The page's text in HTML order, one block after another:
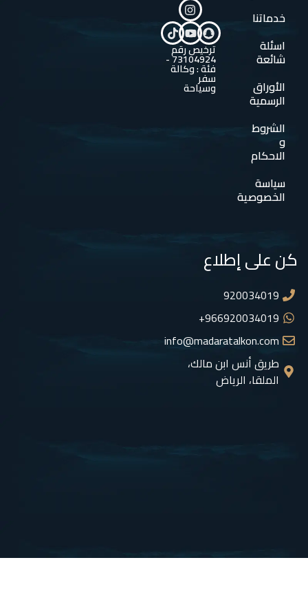
خدماتنا
اسئلة
شائعة
الأوراق
الرسمية
الشروط
و
الاحكام
سياسة
الخصوصية
ترخيص رقم
73104924 -
فئة : وكالة
سفر
وسياحة
كن على إطلاع
920034019
966920034019+
info@madaratalkon.com
طريق أنس ابن مالك،
الملقا، الرياض